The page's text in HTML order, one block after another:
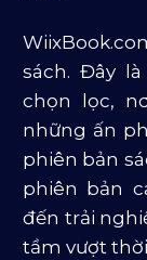
Truyện
Văn Học
sách. Đây
chọn lọc,
những ấn
phiên bản
phiên bản
đến trải
tầm vượt